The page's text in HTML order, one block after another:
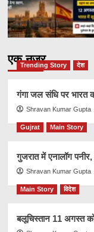
एक नज़र
Trending Story देश
गंगा जल संधि पर भारत
Shravan Kumar Gupta
Gujrat Main Story
गुजरात में एनालॉग
Shravan Kumar Gupta
Main Story विदेश
बलूचिस्तान 11 अगस्त को